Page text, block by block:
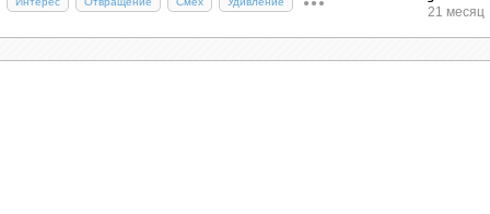
21 месяц